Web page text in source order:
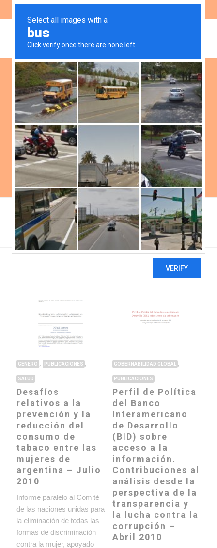
Publicaciones
Filtrar: Ambiente Democracia Género
Gobernabilidad Global Salud
GÉNERO , PUBLICACIONES ,
SALUD
Desafíos
relativos a la
prevención y la
reducción del
consumo de
tabaco entre las
mujeres de
argentina – Julio
2010
Informe paralelo al Comité
de las naciones unidas para
la eliminación de todas las
formas de discriminación
contra la mujer, apoyado
GOBERNABILIDAD GLOBAL ,
PUBLICACIONES
Perfil de Política
del Banco
Interamericano
de Desarrollo
(BID) sobre
acceso a la
información.
Contribuciones al
análisis desde la
perspectiva de la
transparencia y
la lucha contra la
corrupción –
Abril 2010